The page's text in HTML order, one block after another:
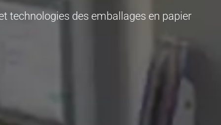
technologies des emballages en papier